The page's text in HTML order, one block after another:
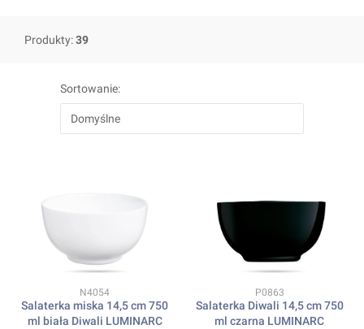
Produkty:39
Sortowanie:
Domyślne
Kod produktu
N4054
Salaterka miska 14,5 cm 750
ml biała Diwali LUMINARC
Kod produktu
P0863
Salaterka Diwali 14,5 cm 750
ml czarna LUMINARC